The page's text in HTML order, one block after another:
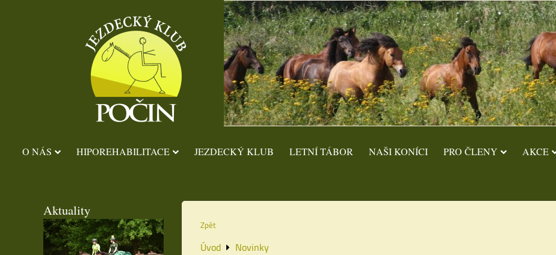
O NÁS HIPOREHABILITACE JEZDECKÝ KLUB LETNÍ TÁBOR NAŠI KONÍCI PRO ČLENY AKCE
Zpět
Úvod
Novinky
Aktuality